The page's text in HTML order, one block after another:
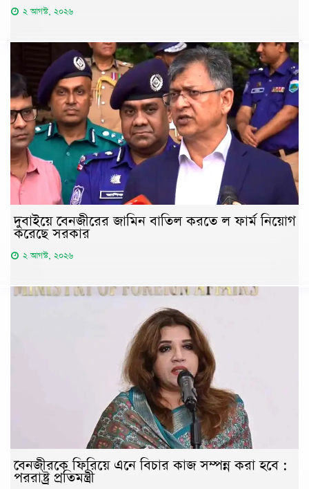
২ আগস্ট, ২০২৬
দুবাইয়ে বেনজীরের জামিন বাতিল করতে ল ফার্ম নিয়োগ
করেছে সরকার
২ আগস্ট, ২০২৬
বেনজীরকে ফিরিয়ে এনে বিচার কাজ সম্পন্ন করা হবে :
পররাষ্ট্র প্রতিমন্ত্রী